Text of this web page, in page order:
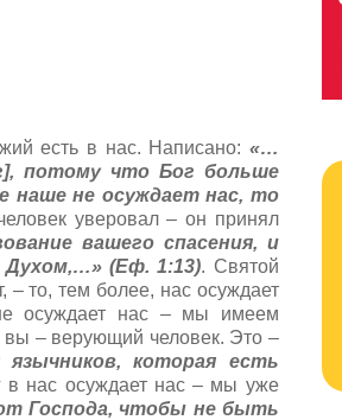
есть в нас. Написано: «…
потому что Бог больше
наше не осуждает нас, то
уверовал – он принял
вашего спасения, и
(Еф. 1:13). Святой
то, тем более, нас осуждает
осуждает нас – мы имеем
вы – верующий человек. Это –
которая есть
в нас осуждает нас – мы уже
Господа, чтобы не быть